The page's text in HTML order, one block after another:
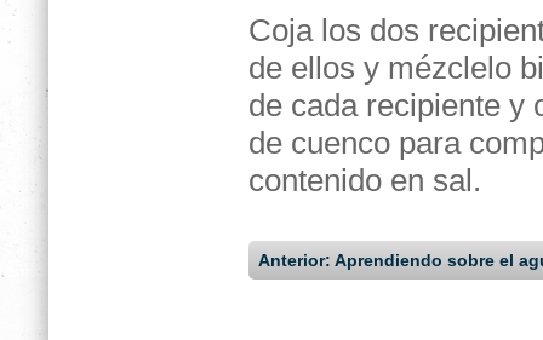
Coja los dos
de ellos y mézclelo
de cada recipiente y
de cuenco para
contenido en sal.
Anterior: Aprendiendo sobre el